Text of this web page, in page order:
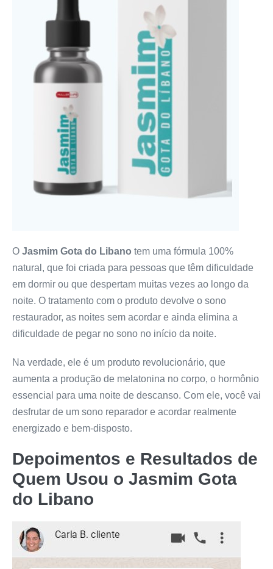
O Jasmim Gota do Libano tem uma fórmula 100%
natural, que foi criada para pessoas que têm dificuldade
em dormir ou que despertam muitas vezes ao longo da
noite. O tratamento com o produto devolve o sono
restaurador, as noites sem acordar e ainda elimina a
dificuldade de pegar no sono no início da noite.
Na verdade, ele é um produto revolucionário, que
aumenta a produção de melatonina no corpo, o hormônio
essencial para uma noite de descanso. Com ele, você vai
desfrutar de um sono reparador e acordar realmente
energizado e bem-disposto.
Depoimentos e Resultados de
Quem Usou o Jasmim Gota
do Libano